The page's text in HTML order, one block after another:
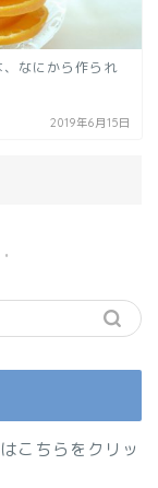
、なにから作られ
2019年6月15日
こちらをクリッ